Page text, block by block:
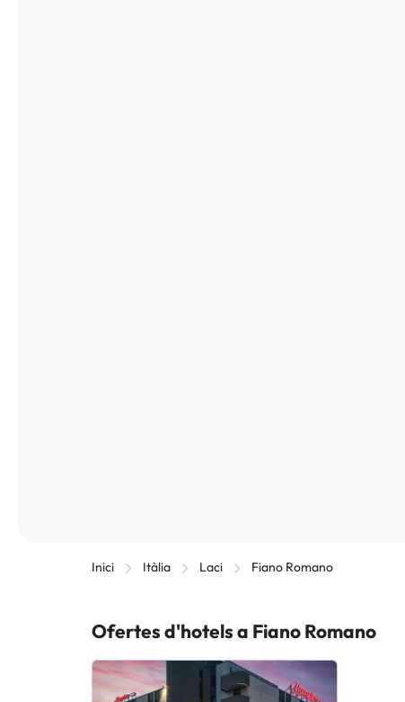
Inici Itàlia Laci Fiano Romano
Ofertes d'hotels a Fiano Romano